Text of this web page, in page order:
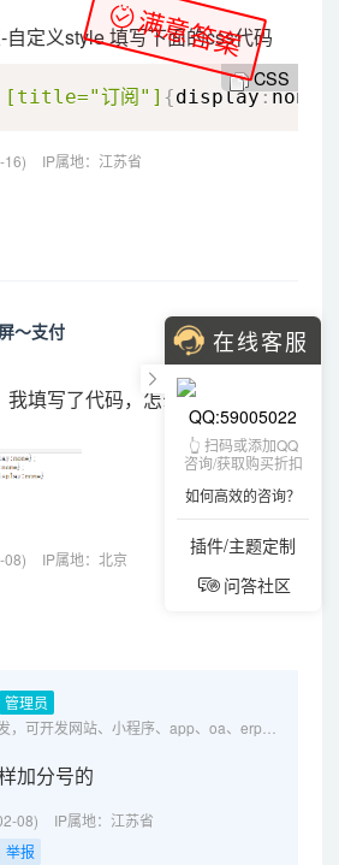
满意答案
定义style 填写下面的css代码
CSS
[title="订阅"] {display:none
16) IP属地：江苏省
～支付
填写了代码，怎么没起作用，
08) IP属地：北京
管理员
加分号的
08) IP属地：江苏省
举报
在线客服
QQ:59005022
👆 扫码或添加QQ
咨询/获取购买折扣
如何高效的咨询？
插件/主题定制
问答社区